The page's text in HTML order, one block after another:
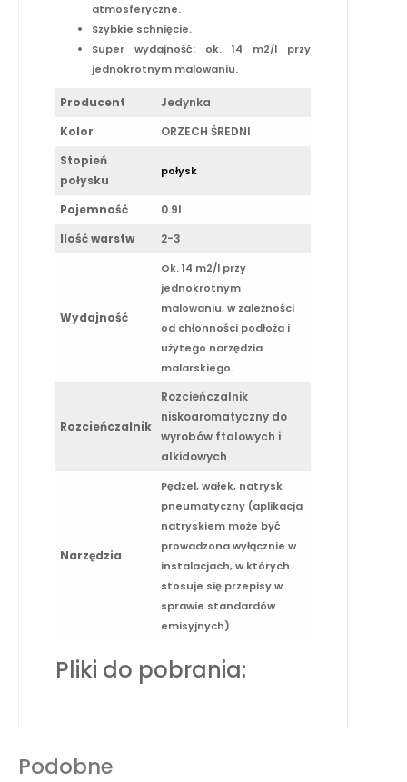
atmosferyczne.
Szybkie schnięcie.
Super wydajność: ok. 14 m2/l przy
jednokrotnym malowaniu.
Producent
Jedynka
Kolor
ORZECH ŚREDNI
Stopień
połysku
połysk
Pojemność
0.9l
Ilość warstw
2-3
Wydajność
Ok. 14 m2/l przy
jednokrotnym
malowaniu, w zależności
od chłonności podłoża i
użytego narzędzia
malarskiego.
Rozcieńczalnik
Rozcieńczalnik
niskoaromatyczny do
wyrobów ftalowych i
alkidowych
Narzędzia
Pędzel, wałek, natrysk
pneumatyczny (aplikacja
natryskiem może być
prowadzona wyłącznie w
instalacjach, w których
stosuje się przepisy w
sprawie standardów
emisyjnych)
Pliki do pobrania:
Podobne